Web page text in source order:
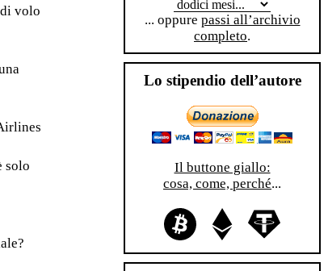
volo
solo
... oppure passi all’archivio
completo.
Lo stipendio dell’autore
Il buttone giallo:
cosa, come, perché...